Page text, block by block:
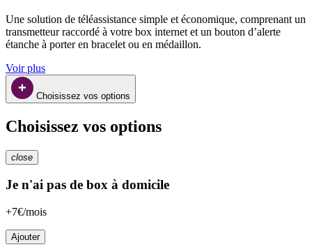
Une solution de téléassistance simple et économique, comprenant un
transmetteur raccordé à votre box internet et un bouton d’alerte
étanche à porter en bracelet ou en médaillon.
Voir plus
Choisissez vos options
Choisissez vos options
close
Je n'ai pas de box à domicile
+7€/mois
Ajouter